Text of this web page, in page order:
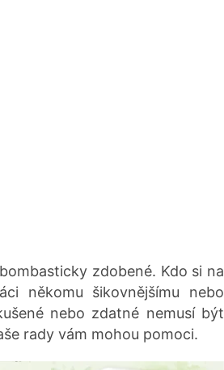
zdobené. Kdo si na
někomu šikovnějšímu nebo
nebo zdatné nemusí být
rady vám mohou pomoci.